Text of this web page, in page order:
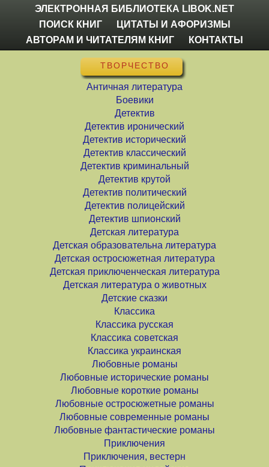
ЭЛЕКТРОННАЯ БИБЛИОТЕКА LIBOK.NET
ПОИСК КНИГ
ЦИТАТЫ И АФОРИЗМЫ
АВТОРАМ И ЧИТАТЕЛЯМ КНИГ
КОНТАКТЫ
ТВОРЧЕСТВО
Античная литература
Боевики
Детектив
Детектив иронический
Детектив исторический
Детектив классический
Детектив криминальный
Детектив крутой
Детектив политический
Детектив полицейский
Детектив шпионский
Детская литература
Детская образовательна литература
Детская остросюжетная литература
Детская приключенческая литература
Детская литература о животных
Детские сказки
Классика
Классика русская
Классика советская
Классика украинская
Любовные романы
Любовные исторические романы
Любовные короткие романы
Любовные остросюжетные романы
Любовные современные романы
Любовные фантастические романы
Приключения
Приключения, вестерн